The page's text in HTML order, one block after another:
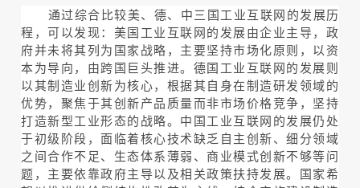
通过综合比较美、德、中三国工业互联网的发展历
程，可以发现：美国工业互联网的发展由企业主导，政
府并未将其列为国家战略，主要坚持市场化原则，以资
本为导向，由跨国巨头推进。德国工业互联网的发展则
以其制造业创新为核心，根据其自身在制造研发领域的
优势，聚焦于其创新产品质量而非市场价格竞争，坚持
打造新型工业形态的战略。中国工业互联网的发展仍处
于初级阶段，面临着核心技术缺乏自主创新、细分领域
之间合作不足、生态体系薄弱、商业模式创新不够等问
题，主要依靠政府主导以及相关政策扶持发展。国家希